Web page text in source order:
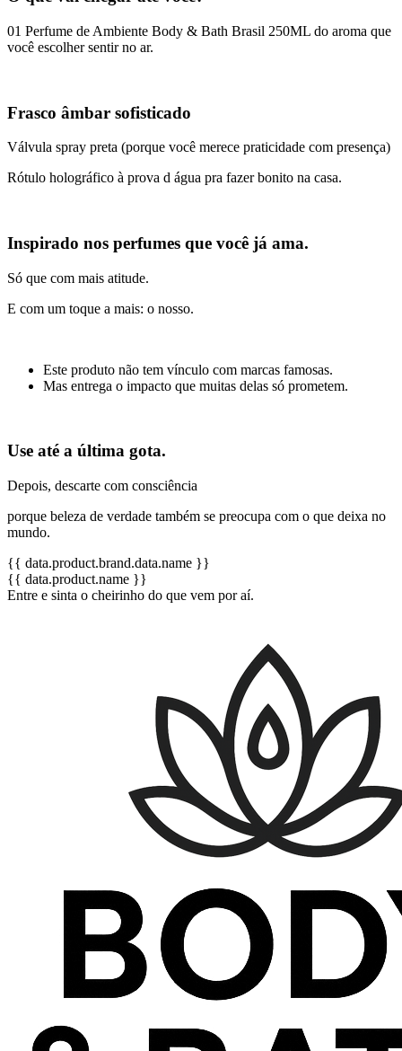
01 Perfume de Ambiente Body & Bath Brasil 250ML do aroma que
você escolher sentir no ar.
Frasco âmbar sofisticado
Válvula spray preta (porque você merece praticidade com presença)
Rótulo holográfico à prova d água pra fazer bonito na casa.
Inspirado nos perfumes que você já ama.
Só que com mais atitude.
E com um toque a mais: o nosso.
Este produto não tem vínculo com marcas famosas.
Mas entrega o impacto que muitas delas só prometem.
Use até a última gota.
Depois, descarte com consciência
porque beleza de verdade também se preocupa com o que deixa no
mundo.
{{ data.product.brand.data.name }}
{{ data.product.name }}
Entre e sinta o cheirinho do que vem por aí.